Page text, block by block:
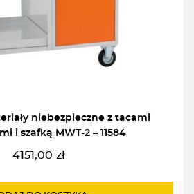
niebezpieczne z tacami
i szafką MWT-2 – 11584
4151,00 zł